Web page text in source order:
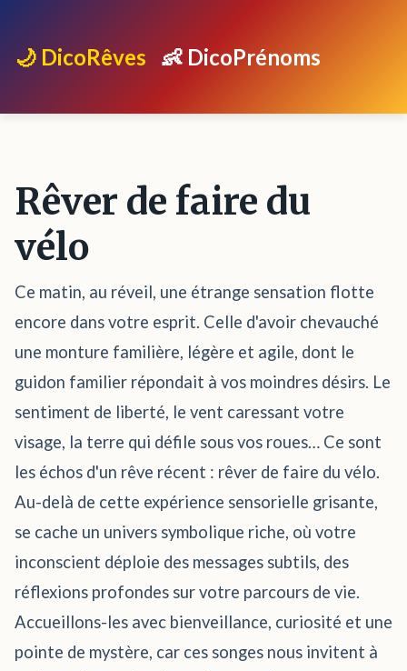
🌙 DicoRêves 👶 DicoPrénoms
Rêver de faire du
vélo
Ce matin, au réveil, une étrange sensation flotte
encore dans votre esprit. Celle d'avoir chevauché
une monture familière, légère et agile, dont le
guidon familier répondait à vos moindres désirs. Le
sentiment de liberté, le vent caressant votre
visage, la terre qui défile sous vos roues… Ce sont
les échos d'un rêve récent : rêver de faire du vélo.
Au-delà de cette expérience sensorielle grisante,
se cache un univers symbolique riche, où votre
inconscient déploie des messages subtils, des
réflexions profondes sur votre parcours de vie.
Accueillons-les avec bienveillance, curiosité et une
pointe de mystère, car ces songes nous invitent à